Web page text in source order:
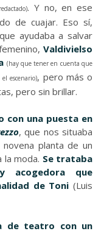
. Y no, en ese
de cuajar. Eso sí,
ayudaba a salvar
Valdivielso
(hay que tener en cuenta que
escenario), pero más o
pero sin brillar.
con una puesta en
, que nos situaba
planta de un
la moda. Se trataba
acogedora que
de Toni (Luis
de teatro con un